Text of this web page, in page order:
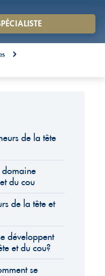
de la tête
domaine
du cou
de la tête et
développent
et du cou?
se